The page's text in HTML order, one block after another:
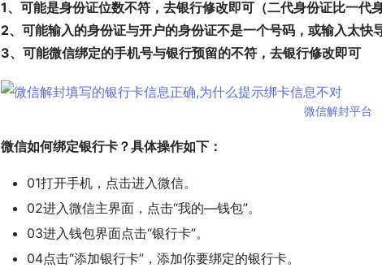
1、可能是身份证位数不符，去银行修改即可（二代身份证比一代
2、可能输入的身份证与开户的身份证不是一个号码，或输入太快
3、可能微信绑定的手机号与银行预留的不符，去银行修改即可
微信解封平台
微信如何绑定银行卡？具体操作如下：
01打开手机，点击进入微信。
02进入微信主界面，点击“我的—钱包”。
03进入钱包界面点击“银行卡”。
04点击“添加银行卡”，添加你要绑定的银行卡。